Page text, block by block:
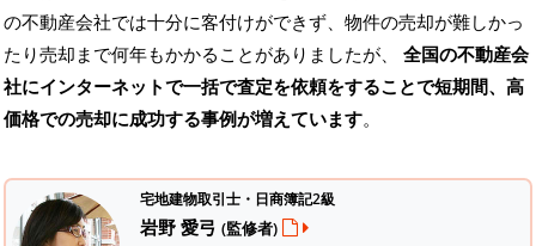
の不動産会社では十分に客付けができず、物件の売却が難しかっ
たり売却まで何年もかかることがありましたが、 全国の不動産会
社にインターネットで一括で査定を依頼をすることで短期間、高
価格での売却に成功する事例が増えています。
宅地建物取引士・日商簿記2級
岩野 愛弓 (監修者)